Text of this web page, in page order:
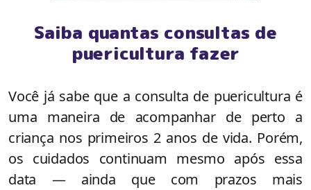
Saiba quantas consultas de
puericultura fazer
Você já sabe que a consulta de puericultura é
uma maneira de acompanhar de perto a
criança nos primeiros 2 anos de vida. Porém,
os cuidados continuam mesmo após essa
data — ainda que com prazos mais